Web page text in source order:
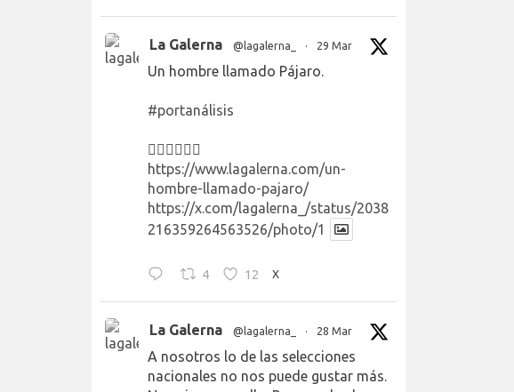
La Galerna @lagalerna_ · 29 Mar
Un hombre llamado Pájaro.
#portanálisis
👉🏻👉🏻👉🏻
https://www.lagalerna.com/un-
hombre-llamado-pajaro/
https://x.com/lagalerna_/status/2038
216359264563526/photo/1
4 12 X
La Galerna @lagalerna_ · 28 Mar
A nosotros lo de las selecciones
nacionales no nos puede gustar más.